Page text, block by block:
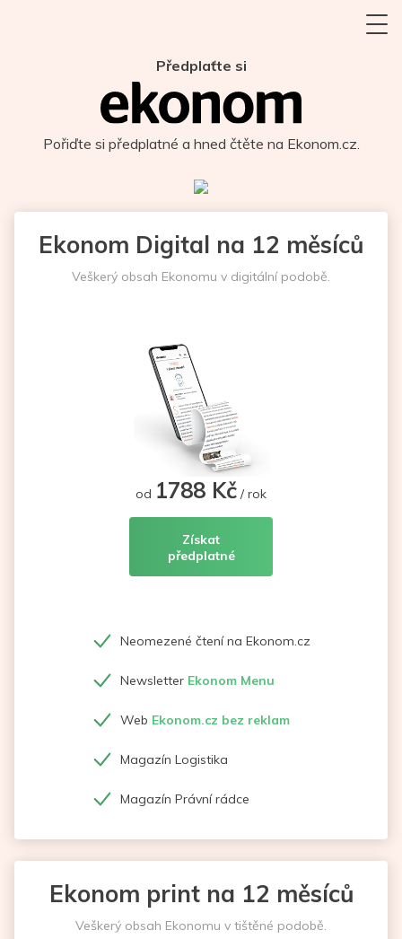
Předplaťte si
Pořiďte si předplatné a hned čtěte na Ekonom.cz.
Ekonom Digital na 12 měsíců
Veškerý obsah Ekonomu v digitální podobě.
od 1788 Kč / rok
Získat
předplatné
Neomezené čtení na Ekonom.cz
Newsletter Ekonom Menu
Web Ekonom.cz bez reklam
Magazín Logistika
Magazín Právní rádce
Ekonom print na 12 měsíců
Veškerý obsah Ekonomu v tištěné podobě.